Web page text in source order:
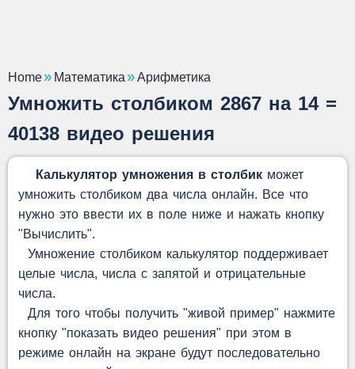
Home Математика Арифметика
Умножить столбиком 2867 на 14 =
40138 видео решения
Калькулятор умножения в столбик может
умножить столбиком два числа онлайн. Все что
нужно это ввести их в поле ниже и нажать кнопку
"Вычислить".
Умножение столбиком калькулятор поддерживает
целые числа, числа с запятой и отрицательные
числа.
Для того чтобы получить "живой пример" нажмите
кнопку "показать видео решения" при этом в
режиме онлайн на экране будут последовательно